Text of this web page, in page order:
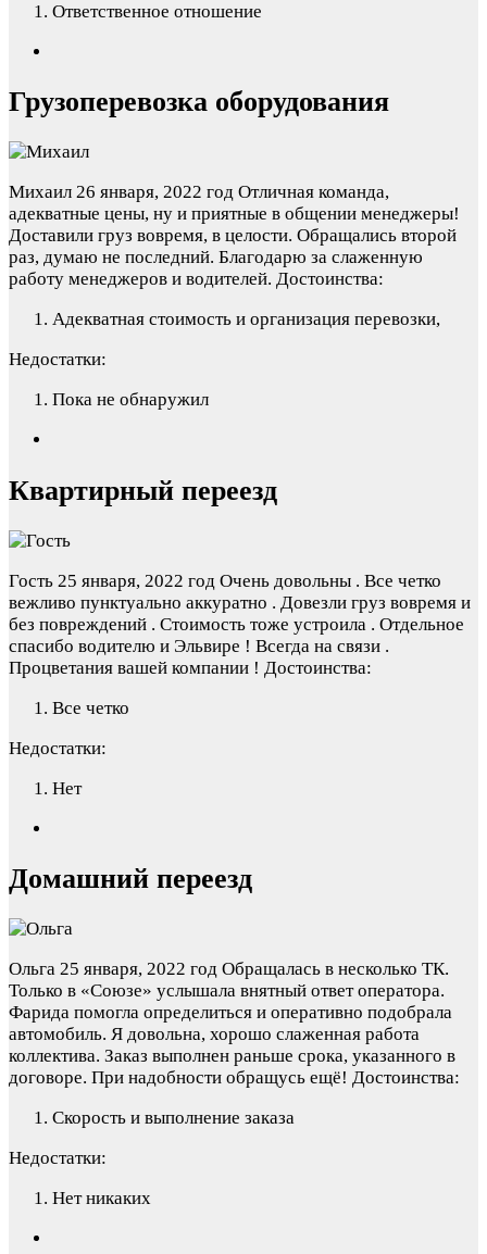
Ответственное отношение
Грузоперевозка оборудования
Михаил 26 января, 2022 год Отличная команда,
адекватные цены, ну и приятные в общении менеджеры!
Доставили груз вовремя, в целости. Обращались второй
раз, думаю не последний. Благодарю за слаженную
работу менеджеров и водителей. Достоинства:
Адекватная стоимость и организация перевозки,
Недостатки:
Пока не обнаружил
Квартирный переезд
Гость 25 января, 2022 год Очень довольны . Все четко
вежливо пунктуально аккуратно . Довезли груз вовремя и
без повреждений . Стоимость тоже устроила . Отдельное
спасибо водителю и Эльвире ! Всегда на связи .
Процветания вашей компании ! Достоинства:
Все четко
Недостатки:
Нет
Домашний переезд
Ольга 25 января, 2022 год Обращалась в несколько ТК.
Только в «Союзе» услышала внятный ответ оператора.
Фарида помогла определиться и оперативно подобрала
автомобиль. Я довольна, хорошо слаженная работа
коллектива. Заказ выполнен раньше срока, указанного в
договоре. При надобности обращусь ещё! Достоинства:
Скорость и выполнение заказа
Недостатки:
Нет никаких